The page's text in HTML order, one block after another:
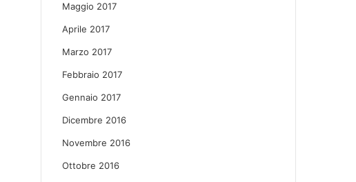
Maggio 2017
Aprile 2017
Marzo 2017
Febbraio 2017
Gennaio 2017
Dicembre 2016
Novembre 2016
Ottobre 2016